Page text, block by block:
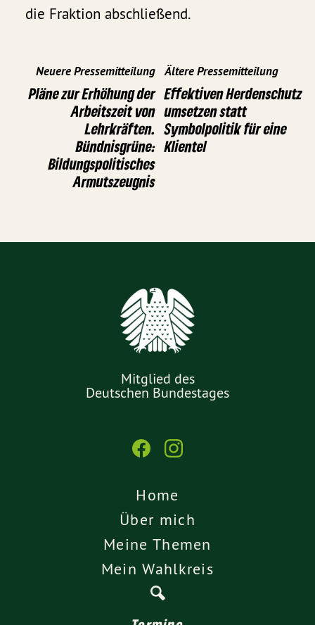
die Fraktion abschließend.
Neuere Pressemitteilung
Pläne zur Erhöhung der
Arbeitszeit von
Lehrkräften.
Bündnisgrüne:
Bildungspolitisches
Armutszeugnis
Ältere Pressemitteilung
Effektiven Herdenschutz
umsetzen statt
Symbolpolitik für eine
Klientel
Mitglied des
Deutschen Bundestages
Home
Über mich
Meine Themen
Mein Wahlkreis